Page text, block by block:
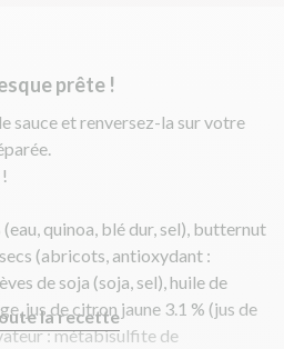
prête !
sauce et renversez-la sur votre
quinoa, blé dur, sel), butternut
(abricots, antioxydant :
de soja (soja, sel), huile de
jus de citron jaune 3.1 % (jus de
: métabisulfite de
la recette